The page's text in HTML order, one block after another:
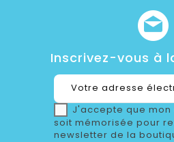
Inscrivez-vous à
J'accepte que
soit mémorisée pour
newsletter de la